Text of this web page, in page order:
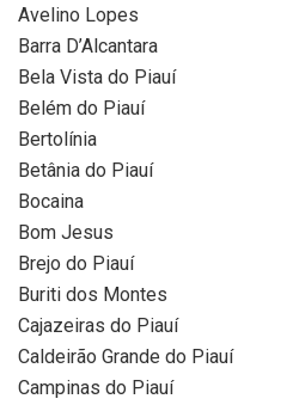
Avelino Lopes
Barra D’Alcantara
Bela Vista do Piauí
Belém do Piauí
Bertolínia
Betânia do Piauí
Bocaina
Bom Jesus
Brejo do Piauí
Buriti dos Montes
Cajazeiras do Piauí
Caldeirão Grande do Piauí
Campinas do Piauí